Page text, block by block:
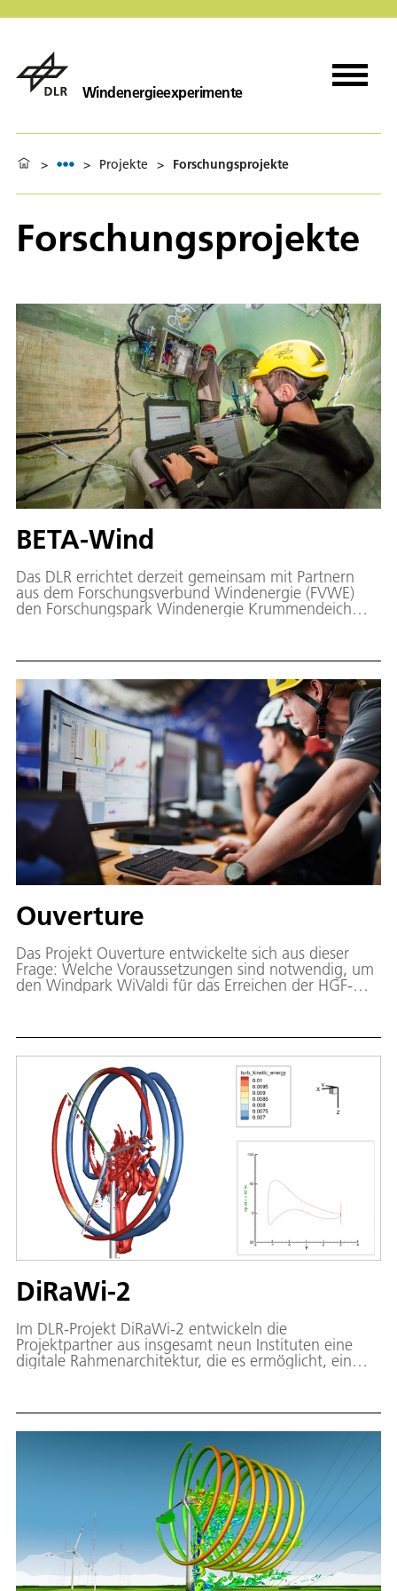
Windenergieexperimente
> > Projekte > Forschungsprojekte
Forschungsprojekte
BETA-Wind
Das DLR errichtet derzeit gemeinsam mit Partnern
aus dem Forschungsverbund Windenergie (FVWE)
den Forschungspark Windenergie Krummendeich
MW, 115 m Rotordurchmesser, 92 m Nabenhöhe),
m, 2x 150 m) flankiert werden.
Ouverture
Das Projekt Ouverture entwickelte sich aus dieser
Frage: Welche Voraussetzungen sind notwendig, um
den Windpark WiValdi für das Erreichen der HGF-
Verwertung, inkl. Technologietransfer zu erreichen?
DiRaWi-2
Im DLR-Projekt DiRaWi-2 entwickeln die
Projektpartner aus insgesamt neun Instituten eine
digitale Rahmenarchitektur, die es ermöglicht, ein